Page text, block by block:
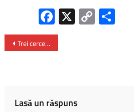
Fa
ce
b
X C
o
Trei cercetători au câștigat premiul Nobel pentru fizică 2023 – pentru studiul punctelor cuantice
Lasă un răspuns